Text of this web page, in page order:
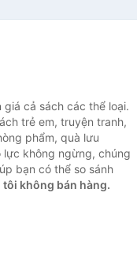
cả sách các thể loại.
trẻ em, truyện tranh,
phẩm, quà lưu
lực không ngừng, chúng
bạn có thể so sánh
tôi không bán hàng.